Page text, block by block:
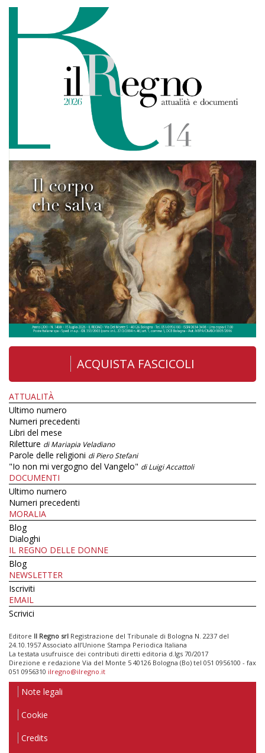
ACQUISTA FASCICOLI
ATTUALITÀ
Ultimo numero
Numeri precedenti
Libri del mese
Riletture di Mariapia Veladiano
Parole delle religioni di Piero Stefani
"Io non mi vergogno del Vangelo" di Luigi Accattoli
DOCUMENTI
Ultimo numero
Numeri precedenti
MORALIA
Blog
Dialoghi
IL REGNO DELLE DONNE
Blog
NEWSLETTER
Iscriviti
EMAIL
Scrivici
Editore Il Regno srl Registrazione del Tribunale di Bologna N. 2237 del
24.10.1957 Associato all’Unione Stampa Periodica Italiana
La testata usufruisce dei contributi diretti editoria d.lgs 70/2017
Direzione e redazione Via del Monte 5 40126 Bologna (Bo) tel 051 0956100 - fax
051 0956310 ilregno@ilregno.it
Note legali
Cookie
Credits